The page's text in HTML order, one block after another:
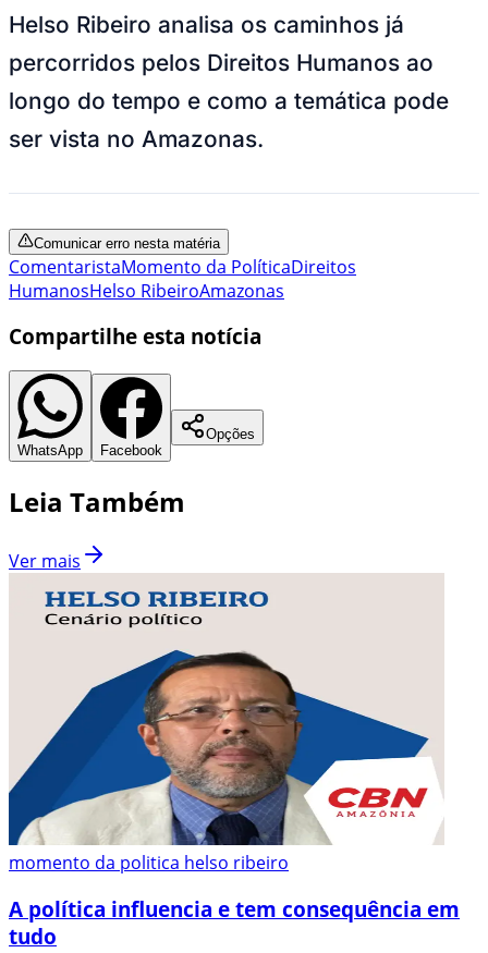
Helso Ribeiro analisa os caminhos já
percorridos pelos Direitos Humanos ao
longo do tempo e como a temática pode
ser vista no Amazonas.
Comunicar erro nesta matéria
ComentaristaMomento da PolíticaDireitos
HumanosHelso RibeiroAmazonas
Compartilhe esta notícia
WhatsApp Facebook
Opções
Leia Também
Ver mais
momento da politica helso ribeiro
A política influencia e tem consequência em
tudo